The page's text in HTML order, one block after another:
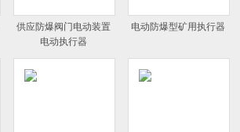
供应防爆阀门电动装置
电动执行器
电动防爆型矿用执行器